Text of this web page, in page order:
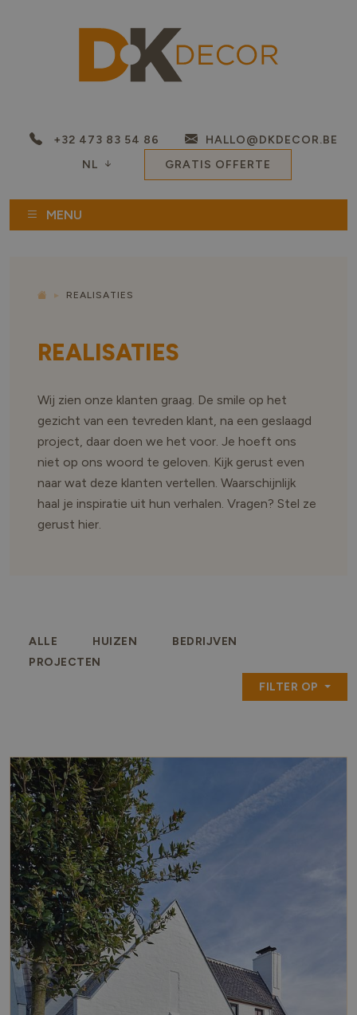
+32 473 83 54 86
HALLO@DKDECOR.BE
NL
GRATIS OFFERTE
MENU
REALISATIES
REALISATIES
Wij zien onze klanten graag. De smile op het
gezicht van een tevreden klant, na een geslaagd
project, daar doen we het voor. Je hoeft ons
niet op ons woord te geloven. Kijk gerust even
naar wat deze klanten vertellen. Waarschijnlijk
haal je inspiratie uit hun verhalen. Vragen? Stel ze
gerust hier.
ALLE HUIZEN
BEDRIJVEN
PROJECTEN
FILTER OP